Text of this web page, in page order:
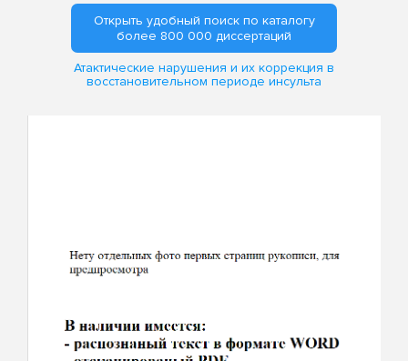
Открыть удобный поиск по каталогу
более 800 000 диссертаций
Атактические нарушения и их коррекция в
восстановительном периоде инсульта